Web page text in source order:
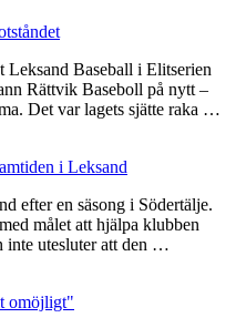
Baseball i Elitserien
Rättvik Baseboll på nytt –
Det var lagets sjätte raka …
i Leksand
efter en säsong i Södertälje.
målet att hjälpa klubben
inte utesluter att den …
omöjligt"